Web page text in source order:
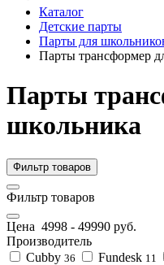
Каталог
Детские парты
Парты для
Парты трансформер
Парты
школьника
Фильтр товаров
Фильтр товаров
Цена 4998 - 49990 руб.
Производитель
Cubby 36 Fundesk 11